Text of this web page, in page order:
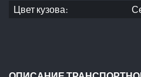
Цвет кузова: